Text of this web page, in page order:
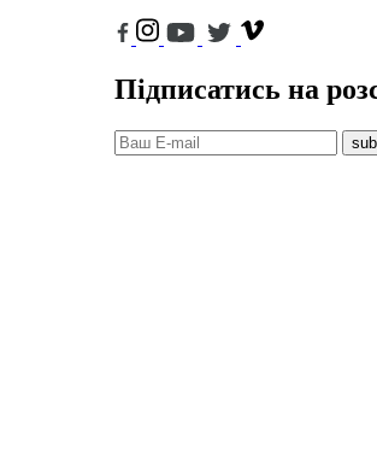
Підписатись на